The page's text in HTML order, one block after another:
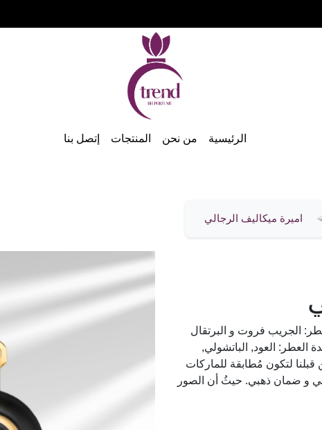
الرئيسية من نحن المنتجات إتصل بنا
اميرة ميكاليف الرجالي
صدر عام 2010 إفتتاحية العطر: الجريب فروت و البرتقال
العطر: العود, الباتشولي,
لتكون مُطابقة للماركات
عالي و ضمان ذهبي. حيثُ أن الصور